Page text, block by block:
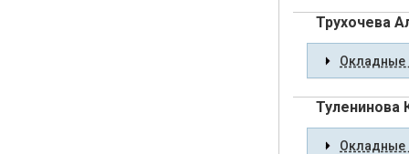
Трухочева
Окладные
Туленинова
Окладные